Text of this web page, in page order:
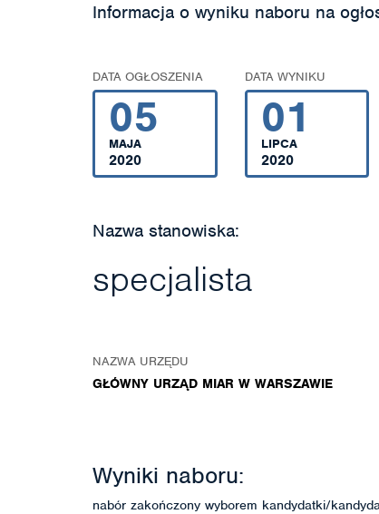
Informacja o wyniku naboru na
DATA OGŁOSZENIA
05
MAJA
2020
DATA WYNIKU
01
LIPCA
2020
Nazwa stanowiska:
specjalista
NAZWA URZĘDU
GŁÓWNY URZĄD MIAR W WARSZAWIE
Wyniki naboru:
nabór zakończony wyborem kandydatki/